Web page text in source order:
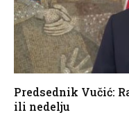
Predsednik Vučić:
ili nedelju